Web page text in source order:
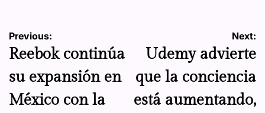
Navegación
de
entradas
Previous:
Reebok continúa
su expansión en
México con la
Next:
Udemy advierte
que la conciencia
está aumentando,